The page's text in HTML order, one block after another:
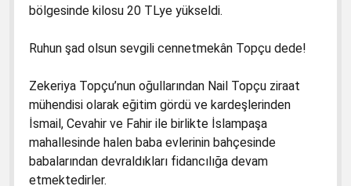
bölgesinde kilosu 20 TLye yükseldi.
Ruhun şad olsun sevgili cennetmekân Topçu dede!
Zekeriya Topçu’nun oğullarından Nail Topçu ziraat
mühendisi olarak eğitim gördü ve kardeşlerinden
İsmail, Cevahir ve Fahir ile birlikte İslampaşa
mahallesinde halen baba evlerinin bahçesinde
babalarından devraldıkları fidancılığa devam
etmektedirler.